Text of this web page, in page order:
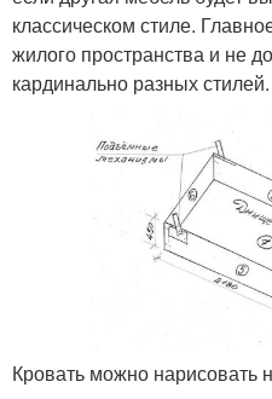
классическом стиле.
жилого пространства и не
кардинально разных стилей.
Кровать можно нарисовать